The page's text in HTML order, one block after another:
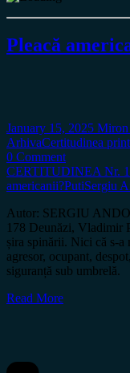
Pleacă
January 15, 2025 Miron
ArhivaCertitudinea print
0 Comment
CERTITUDINEA Nr.
americanii?PutiSergiu
Autor: SERGIU
178 Deunăzi, Vladimir
șira spinării. Nici că s-a
agresor, ocupant,
siguranță sub
Read More